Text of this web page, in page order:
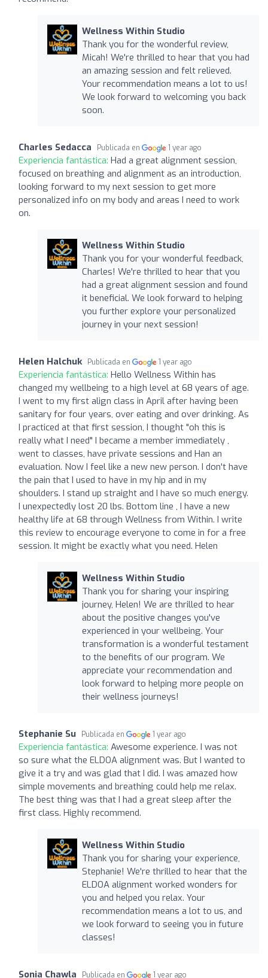
Wellness Within Studio
Thank you for the wonderful review,
Micah! We're thrilled to hear that you had
an amazing session and felt relieved.
Your recommendation means a lot to us!
We look forward to welcoming you back
soon.
Charles Sedacca Publicada en 1 year ago
Experiencia fantástica: Had a great alignment session,
focused on breathing and alignment as an introduction,
looking forward to my next session to get more
personalized info on my body and areas I need to work
on.
Wellness Within Studio
Thank you for your wonderful feedback,
Charles! We're thrilled to hear that you
had a great alignment session and found
it beneficial. We look forward to helping
you further explore your personalized
journey in your next session!
Helen Halchuk Publicada en 1 year ago
Experiencia fantástica: Hello Wellness Within has
changed my wellbeing to a high level at 68 years of age.
I went to my first align class in April after having been
sanitary for four years, over eating and over drinking. As
I practiced at that first session, I thought "oh this is
really what I need" I became a member immediately ,
went to classes, have private sessions and Han an
evaluation. Now I feel like a new new person. I don't have
the pain that I used to have in my hip and in my
shoulders. I stand up straight and I have so much energy.
I unexpectedly lost 20 lbs. Bottom line , I have a new
healthy life at 68 through Wellness from Within. I write
this review to encourage everyone to come in for a free
session. It might be exactly what you need. Helen
Wellness Within Studio
Thank you for sharing your inspiring
journey, Helen! We are thrilled to hear
about the positive changes you've
experienced in your wellbeing. Your
transformation is a wonderful testament
to the benefits of our program. We
appreciate your recommendation and
look forward to helping more people on
their wellness journeys!
Stephanie Su Publicada en 1 year ago
Experiencia fantástica: Awesome experience. I was not
so sure what the ELDOA alignment was. But I wanted to
give it a try and was glad that I did. I was amazed how
simple movements and breathing could help me relax.
The best thing was that I had a great sleep after the
first class. Highly recommend.
Wellness Within Studio
Thank you for sharing your experience,
Stephanie! We're thrilled to hear that the
ELDOA alignment worked wonders for
you and helped you relax. Your
recommendation means a lot to us, and
we look forward to seeing you in future
classes!
Sonia Chawla Publicada en 1 year ago